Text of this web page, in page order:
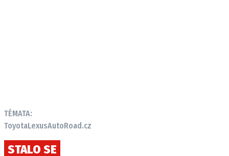
TÉMATA:
ToyotaLexusAutoRoad.cz
STALO SE